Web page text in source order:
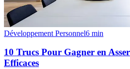
Développement Personnel6 min
10 Trucs Pour Gagner en
Efficaces